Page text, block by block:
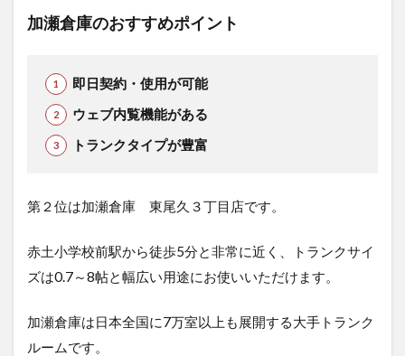
加瀬倉庫のおすすめポイント
即日契約・使用が可能
ウェブ内覧機能がある
トランクタイプが豊富
第２位は加瀬倉庫 東尾久３丁目店です。
赤土小学校前駅から徒歩5分と非常に近く、トランクサイ
ズは0.7～8帖と幅広い用途にお使いいただけます。
加瀬倉庫は日本全国に7万室以上も展開する大手トランク
ルームです。